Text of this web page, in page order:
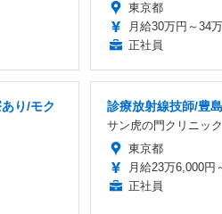
東京都
月給30万円～34
正社員
り/モク
診療放射線技師/豊
サン虎の門クリニック
東京都
月給23万6,000円
正社員